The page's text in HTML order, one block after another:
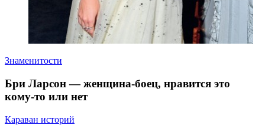
Знаменитости
Бри Ларсон — женщина-боец, нравится это
кому-то или нет
Караван историй